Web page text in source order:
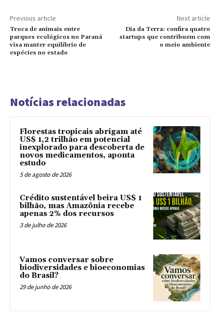
Previous article
Troca de animais entre
parques ecológicos no Paraná
visa manter equilíbrio de
espécies no estado
Next article
Dia da Terra: confira quatro
startups que contribuem com
o meio ambiente
Notícias relacionadas
Florestas tropicais abrigam até
US$ 1,2 trilhão em potencial
inexplorado para descoberta de
novos medicamentos, aponta
estudo
5 de agosto de 2026
Crédito sustentável beira US$ 1
bilhão, mas Amazônia recebe
apenas 2% dos recursos
3 de julho de 2026
Vamos conversar sobre
biodiversidades e bioeconomias
do Brasil?
29 de junho de 2026